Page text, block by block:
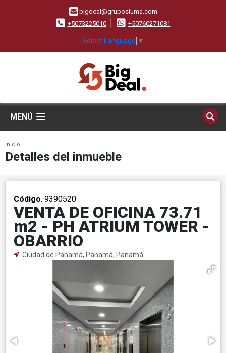
bigdeal@gruposiuma.com
+5073225010
+50760271081
Select Language ▼
MENÚ
Inicio
Detalles del inmueble
Código. 9390520
VENTA DE OFICINA 73.71
m2 - PH ATRIUM TOWER -
OBARRIO
Ciudad de Panamá, Panamá, Panamá